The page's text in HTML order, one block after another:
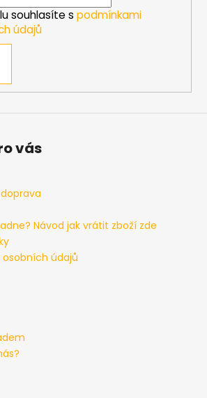
souhlasíte s podmínkami
údajů
vás
Návod jak vrátit zboží zde
údajů